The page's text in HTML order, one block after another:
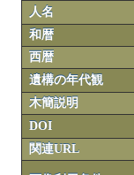
人名
和暦
西暦
遺構の年代観
木簡説明
DOI
関連URL